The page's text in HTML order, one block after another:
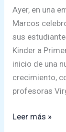
Ayer, en una
Marcos
sus
Kinder a
inicio de una
crecimiento,
profesoras
Nueva
Leer más »